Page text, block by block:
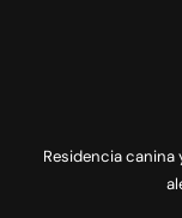
Residencia